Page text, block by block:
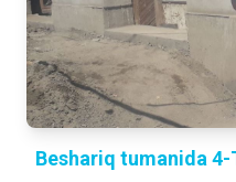
Beshariq tumanida